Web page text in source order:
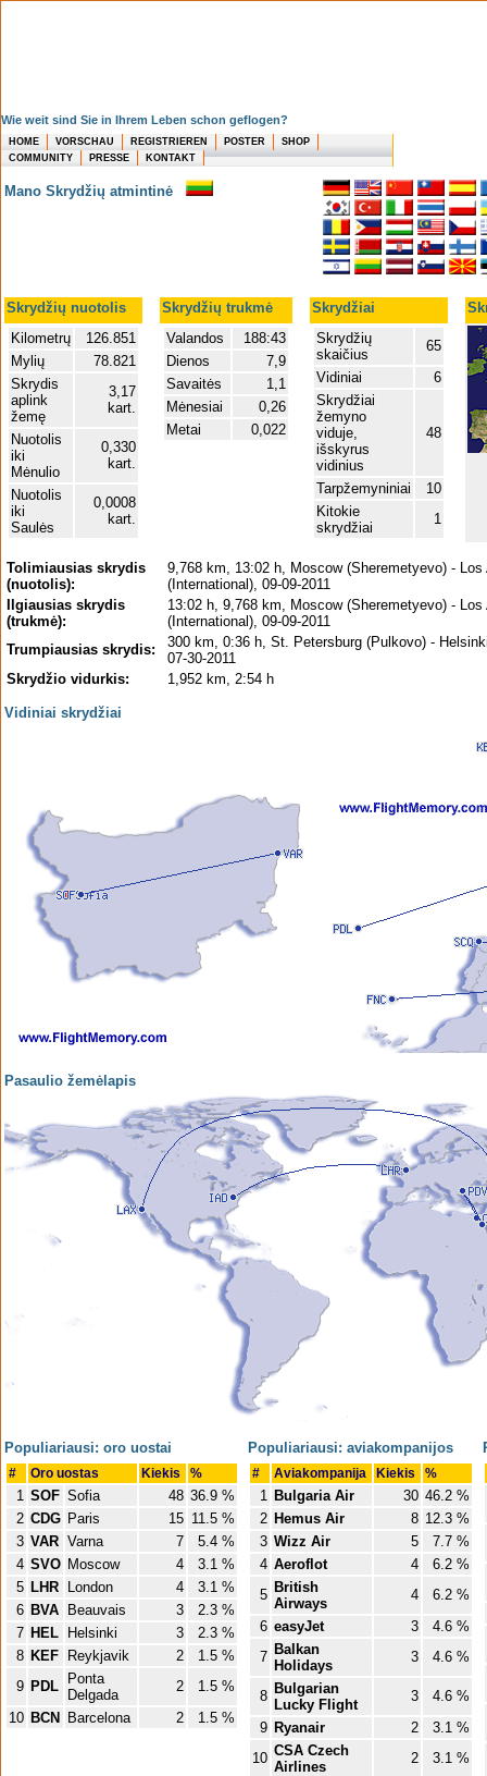
Wie weit sind Sie in Ihrem Leben schon geflogen?
HOME VORSCHAU REGISTRIEREN POSTER
SHOP
COMMUNITY
PRESSE KONTAKT
Mano Skrydžių atmintinė
Skrydžių nuotolis Skrydžių trukmė Skrydžiai
Kilometrų
126.851
Mylių
78.821
Skrydis
aplink
žemę
3,17
kart.
Nuotolis
iki
Mėnulio
0,330
kart.
Nuotolis
iki
Saulės
0,0008
kart.
Valandos
188:43
Dienos
7,9
Savaitės
1,1
Mėnesiai
0,26
Metai
0,022
Skrydžių
skaičius
65
Vidiniai
6
Skrydžiai
žemyno
viduje,
išskyrus
vidinius
48
Tarpžemyniniai
10
Kitokie
skrydžiai
1
Tolimiausias skrydis
(nuotolis):
9,768 km, 13:02 h, Moscow (Sheremetyevo) - Los
(International), 09-09-2011
Ilgiausias skrydis
(trukmė):
13:02 h, 9,768 km, Moscow (Sheremetyevo) - Los
(International), 09-09-2011
Trumpiausias skrydis:
300 km, 0:36 h, St. Petersburg (Pulkovo) -
07-30-2011
Skrydžio vidurkis:
1,952 km, 2:54 h
Vidiniai skrydžiai
Pasaulio žemėlapis
Populiariausi: oro uostai
# Oro uostas Kiekis %
1 SOF Sofia 48 36.9 %
2 CDG Paris 15 11.5 %
3 VAR Varna 7
5.4 %
4 SVO Moscow 4
3.1 %
5 LHR London 4
3.1 %
6 BVA Beauvais 3
2.3 %
7 HEL Helsinki 3
2.3 %
8 KEF Reykjavik 2
1.5 %
9 PDL
Ponta
Delgada
2
1.5 %
10 BCN Barcelona 2 1.5 %
Populiariausi: aviakompanijos
# Aviakompanija Kiekis %
1 Bulgaria Air 30 46.2 %
2 Hemus Air 8 12.3 %
3 Wizz Air 5
7.7 %
4 Aeroflot 4
6.2 %
5 British
Airways
4
6.2 %
6 easyJet 3
4.6 %
7 Balkan
Holidays
3 4.6 %
8 Bulgarian
Lucky Flight
3
4.6 %
9 Ryanair 2
3.1 %
10 CSA Czech
Airlines
2 3.1 %